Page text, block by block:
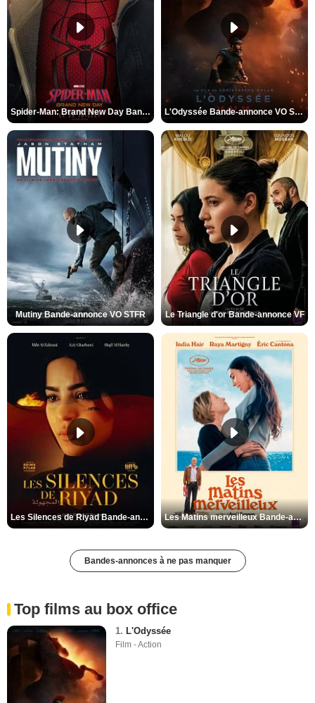
Spider-Man: Brand New Day Bande-annonce VO STFR L'Odyssée Bande-annonce VO STFR
Mutiny Bande-annonce VO STFR Le Triangle d'or Bande-annonce VF
Les Silences de Riyad Bande-annonce VO STFR Les Matins merveilleux Bande-annonce VF
Bandes-annonces à ne pas manquer
Top films au box office
1. L'Odyssée
Film - Action